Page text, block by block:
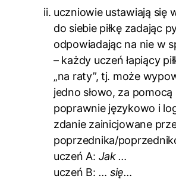
uczniowie ustawiają się
do siebie piłkę zadając
odpowiadając na nie w
– każdy uczeń łapiący
„na raty”, tj. może
jedno słowo, za
poprawnie językowo i
zdanie zainicjowane
poprzednika/
uczeń A: Jak …
uczeń B: … się…